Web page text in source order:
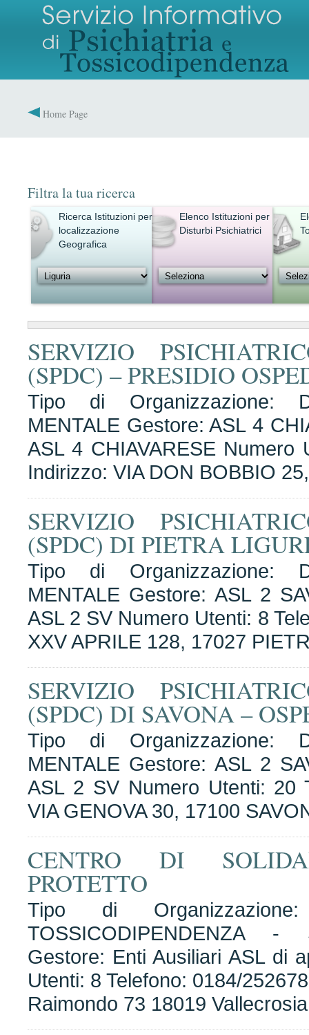
Home Page
Filtra la tua ricerca
Ricerca Istituzioni per
localizzazione
Geografica
Elenco Istituzioni per
Disturbi Psichiatrici
SERVIZIO
(SPDC) – PRESIDIO
Tipo di Organizzazione:
MENTALE Gestore: ASL 4
ASL 4 CHIAVARESE Numero
Indirizzo: VIA DON BOBBIO
SERVIZIO
(SPDC) DI PIETRA
Tipo di Organizzazione:
MENTALE Gestore: ASL 2
ASL 2 SV Numero Utenti: 8
XXV APRILE 128, 17027
SERVIZIO
(SPDC) DI SAVONA –
Tipo di Organizzazione:
MENTALE Gestore: ASL 2
ASL 2 SV Numero Utenti: 20
VIA GENOVA 30, 17100
CENTRO DI
PROTETTO
Tipo di Organizzazione:
TOSSICODIPENDENZA -
Gestore: Enti Ausiliari ASL di
Utenti: 8 Telefono: 0184/
Raimondo 73 18019